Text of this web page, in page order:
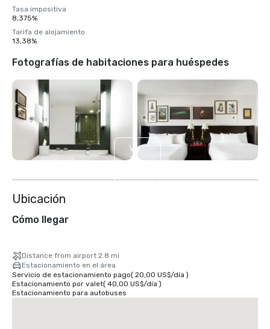
Tasa impositiva
8,375%
Tarifa de alojamiento
13,38%
Fotografías de habitaciones para huéspedes
Ver
3
Ubicación
Cómo llegar
Distance from airport 2.8 mi
Estacionamiento en el área
Servicio de estacionamiento pago( 20,00 US$/día )
Estacionamiento por valet( 40,00 US$/día )
Estacionamiento para autobuses